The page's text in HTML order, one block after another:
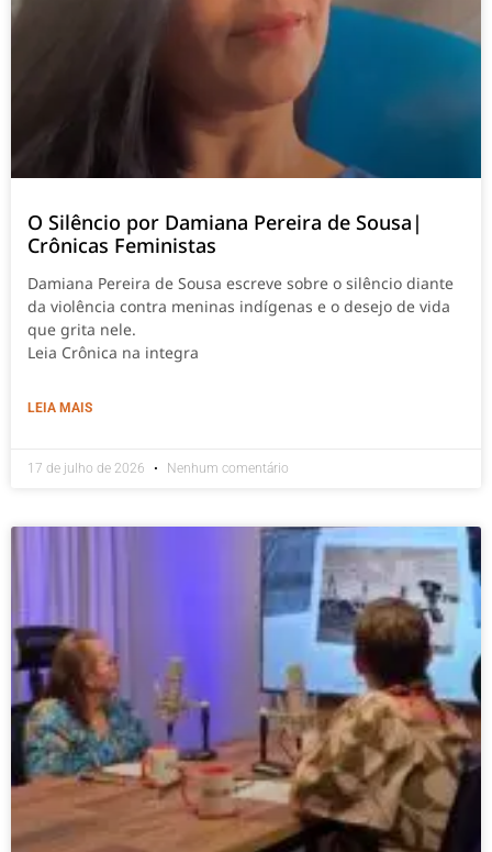
O Silêncio por Damiana Pereira de Sousa|
Crônicas Feministas
Damiana Pereira de Sousa escreve sobre o silêncio diante
da violência contra meninas indígenas e o desejo de vida
que grita nele.
Leia Crônica na integra
LEIA MAIS
17 de julho de 2026 Nenhum comentário